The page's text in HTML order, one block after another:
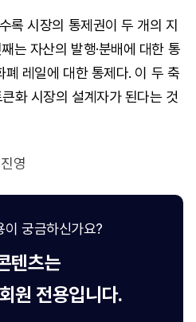
록 시장의 통제권이 두 개의 지
는 자산의 발행·분배에 대한 통
레일에 대한 통제다. 이 두 축
화 시장의 설계자가 된다는 것
영
이 궁금하신가요?
텐츠는
회원 전용입니다.